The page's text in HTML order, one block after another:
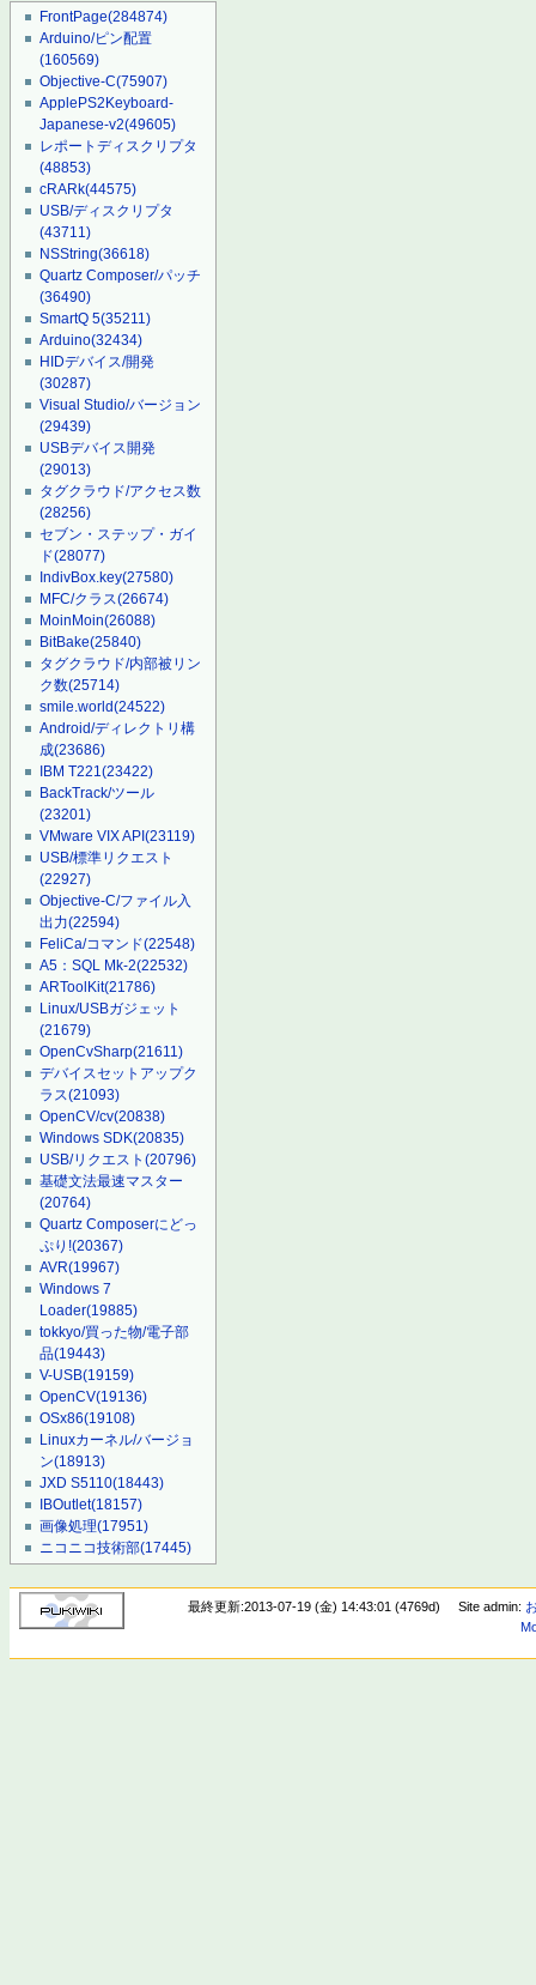
FrontPage(284874)
Arduino/ピン配置
(160569)
Objective-C(75907)
ApplePS2Keyboard-
Japanese-v2(49605)
レポートディスクリプタ
(48853)
cRARk(44575)
USB/ディスクリプタ
(43711)
NSString(36618)
Quartz Composer/パッチ
(36490)
SmartQ 5(35211)
Arduino(32434)
HIDデバイス/開発
(30287)
Visual Studio/バージョン
(29439)
USBデバイス開発
(29013)
タグクラウド/アクセス数
(28256)
セブン・ステップ・ガイ
ド(28077)
IndivBox.key(27580)
MFC/クラス(26674)
MoinMoin(26088)
BitBake(25840)
タグクラウド/内部被リン
ク数(25714)
smile.world(24522)
Android/ディレクトリ構
成(23686)
IBM T221(23422)
BackTrack/ツール
(23201)
VMware VIX API(23119)
USB/標準リクエスト
(22927)
Objective-C/ファイル入
出力(22594)
FeliCa/コマンド(22548)
A5：SQL Mk-2(22532)
ARToolKit(21786)
Linux/USBガジェット
(21679)
OpenCvSharp(21611)
デバイスセットアップク
ラス(21093)
OpenCV/cv(20838)
Windows SDK(20835)
USB/リクエスト(20796)
基礎文法最速マスター
(20764)
Quartz Composerにどっ
ぷり!(20367)
AVR(19967)
Windows 7
Loader(19885)
tokkyo/買った物/電子部
品(19443)
V-USB(19159)
OpenCV(19136)
OSx86(19108)
Linuxカーネル/バージョ
ン(18913)
JXD S5110(18443)
IBOutlet(18157)
画像処理(17951)
ニコニコ技術部(17445)
最終更新:2013-07-19 (金) 14:43:01 (4769d) Site admin: